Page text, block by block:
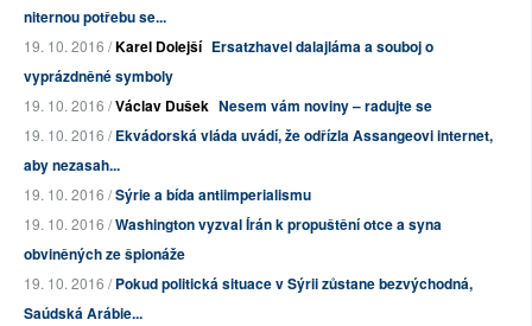
niternou potřebu se...
19. 10. 2016 /Karel Dolejší Ersatzhavel dalajláma a souboj o
vyprázdněné symboly
19. 10. 2016 /Václav Dušek Nesem vám noviny – radujte se
19. 10. 2016 /Ekvádorská vláda uvádí, že odřízla Assangeovi internet,
aby nezasah...
19. 10. 2016 /Sýrie a bída antiimperialismu
19. 10. 2016 /Washington vyzval Írán k propuštění otce a syna
obviněných ze špionáže
19. 10. 2016 /Pokud politická situace v Sýrii zůstane bezvýchodná,
Saúdská Arábie...